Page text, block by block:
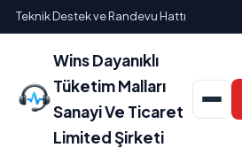
Teknik Destek ve Randevu Hattı
Wins Dayanıklı
Tüketim Malları
Sanayi Ve Ticaret
Limited Şirketi